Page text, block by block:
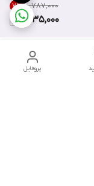
۱۰٬۷۸۷٬۰۰۰ 7%
9,935,000
پروفایل